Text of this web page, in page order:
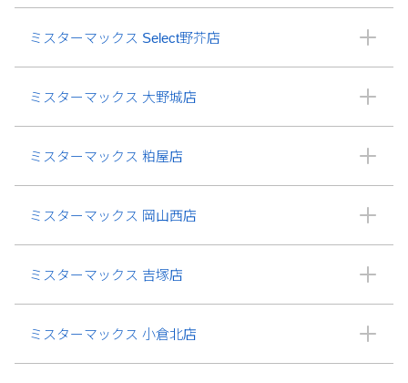
ミスターマックス Select野芥店
ミスターマックス 大野城店
ミスターマックス 粕屋店
ミスターマックス 岡山西店
ミスターマックス 吉塚店
ミスターマックス 小倉北店